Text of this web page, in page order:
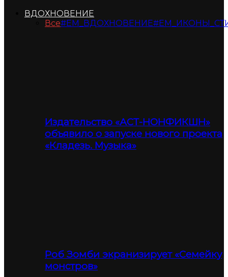
ВДОХНОВЕНИЕ
Все#ЕМ_ВДОХНОВЕНИЕ
Издательство «АСТ-НОНФИКШН»
объявило о запуске нового проекта
«Кладезь. Музыка»
Роб Зомби экранизирует «Семейку
монстров»